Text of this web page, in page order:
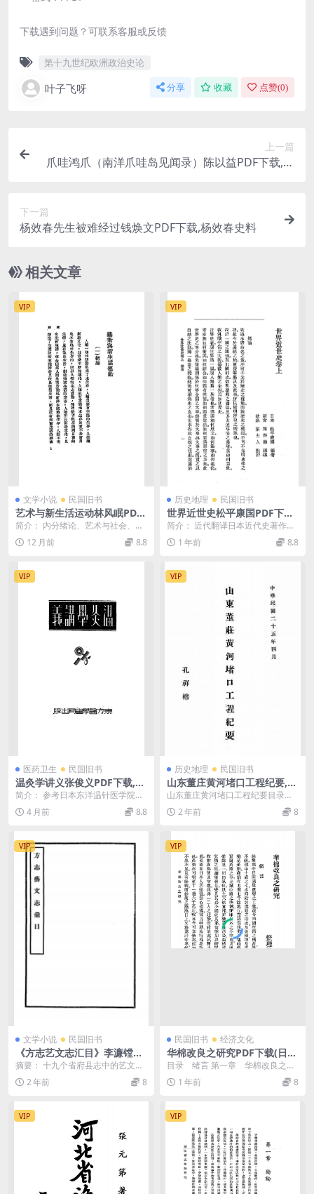
下载遇到问题？可联系客服或反馈
第十九世纪欧洲政治史论
叶子飞呀 分享 收藏 点赞(0)
上一篇
爪哇鸿爪（南洋爪哇岛见闻录）陈以益PDF下载,民
下一篇
杨效春先生被难经过钱焕文PDF下载,杨效春史料
相关文章
VIP
文学小说 民国旧书
艺术与新生活运动林风眠PDF
下载
简介： 内分绪论、艺术与社会、艺
术家与生活、艺术家的新生活、结
论五部分 截图： ...
12 月前 8.8
VIP
历史地理 民国旧书
世界近世史松平康国PDF下载,
日本近代史著作
简介： 近代翻译日本近代史著作，
松平康国著，梁启勋翻译，梁启超
批。 截图： 目录...
1 年前 8.8
VIP
医药卫生 民国旧书
温灸学讲义张俊义PDF下载,民
国温灸学教程
简介： 参考日本东洋温针医学院院
长坂本贡氏的温灸学讲义，本多、
区显二氏温灸学讲义...
4 月前 8.8
VIP
历史地理 民国旧书
山东董庄黄河堵口工程纪要,孔
祥榕编,黄河治理史料
山东董庄黄河堵口工程纪要目录
一、决口情形 二、堵口原则之决定
三丶堵口计划之改...
2 年前 8
VIP
文学小说 民国旧书
《方志艺文志汇目》李濂镗编-
pdf古籍下载
摘要： 十九个省府县志中的艺文志
汇目。共收800余种。列出志书名
称、卷数、艺文志...
2 年前 8
VIP
民国旧书 经济文化
华棉改良之研究PDF下载(日)
驹井德三原著，民国棉业史料
目录 绪言 第一章 华棉改良之意
义 第一节 世界需给棉花之大势...
1 年前 8
VIP VIP